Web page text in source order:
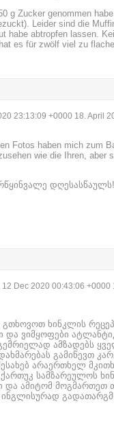
g Zucker genommen
Leider sind die
habe abtropfen lassen.
es für zwölf viel zu
23:13:09 +0000 18. April
Fotos haben mich zum
wie die Ihren, aber
დღესასწაულს!
12 Dec 2020 00:43:06
ხინკლის
და ვიმყოფები
ამზადებს
გამიწევთ
არაერთხელ
სამზარეულოს
ამიტომ მოგმართეთ